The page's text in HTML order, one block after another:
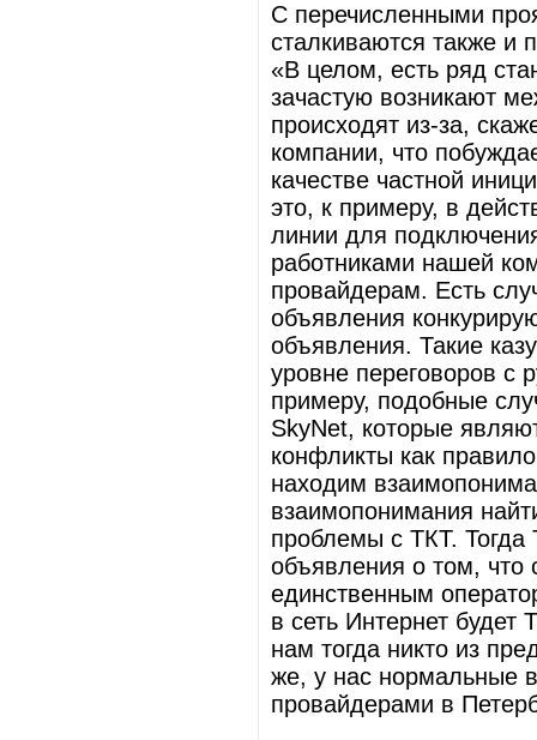
С перечисленными
сталкиваются также
«В целом, есть ряд
зачастую возникают
происходят из-за,
компании, что
качестве частной
это, к примеру, в
линии для
работниками нашей
провайдерам. Есть
объявления
объявления. Такие
уровне переговоров с
примеру, подобные
SkyNet, которые
конфликты как
находим
взаимопонимания
проблемы с ТКТ.
объявления о том, что
единственным
в сеть Интернет будет
нам тогда никто из
же, у нас нормальные
провайдерами в